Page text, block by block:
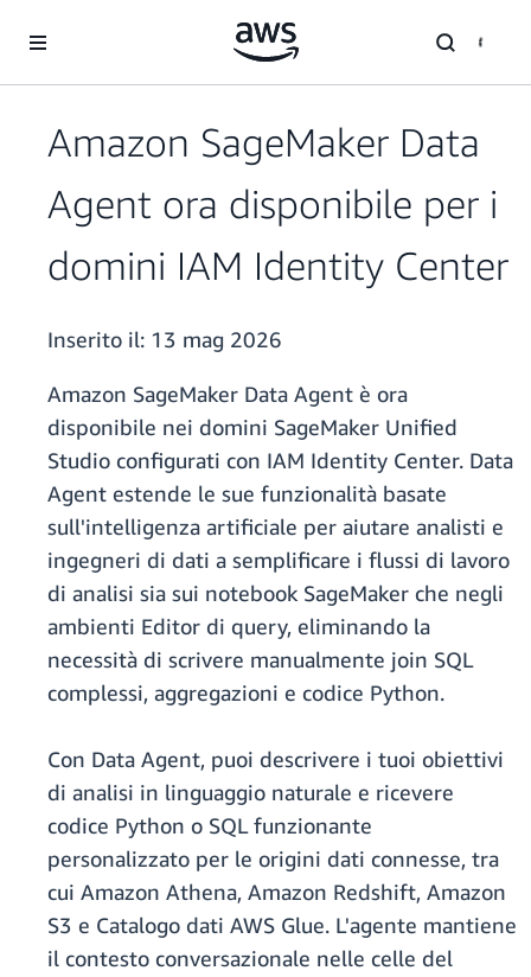
Amazon SageMaker Data
Agent ora disponibile per i
domini IAM Identity Center
Inserito il: 13 mag 2026
Amazon SageMaker Data Agent è ora
disponibile nei domini SageMaker Unified
Studio configurati con IAM Identity Center. Data
Agent estende le sue funzionalità basate
sull'intelligenza artificiale per aiutare analisti e
ingegneri di dati a semplificare i flussi di lavoro
di analisi sia sui notebook SageMaker che negli
ambienti Editor di query, eliminando la
necessità di scrivere manualmente join SQL
complessi, aggregazioni e codice Python.
Con Data Agent, puoi descrivere i tuoi obiettivi
di analisi in linguaggio naturale e ricevere
codice Python o SQL funzionante
personalizzato per le origini dati connesse, tra
cui Amazon Athena, Amazon Redshift, Amazon
S3 e Catalogo dati AWS Glue. L'agente mantiene
il contesto conversazionale nelle celle del